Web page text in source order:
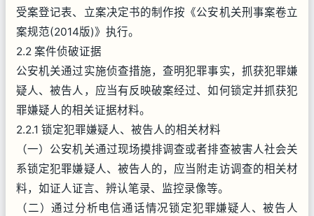
受案登记表、立案决定书的制作按《公安机关刑事案卷立
案规范(2014版)》执行。
2.2 案件侦破证据
公安机关通过实施侦查措施，查明犯罪事实，抓获犯罪嫌
疑人、被告人，应当有反映破案经过、如何锁定并抓获犯
罪嫌疑人的相关证据材料。
2.2.1 锁定犯罪嫌疑人、被告人的相关材料
（一）公安机关通过现场摸排调查或者排查被害人社会关
系锁定犯罪嫌疑人、被告人的，应当附走访调查的相关材
料，如证人证言、辨认笔录、监控录像等。
（二）通过分析电信通话情况锁定犯罪嫌疑人、被告人